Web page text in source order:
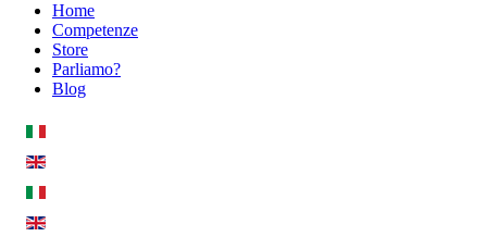
Home
Competenze
Store
Parliamo?
Blog